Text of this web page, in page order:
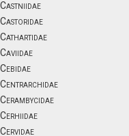
Castniidae
Castoridae
Cathartidae
Caviidae
Cebidae
Centrarchidae
Cerambycidae
Cerhiidae
Cervidae